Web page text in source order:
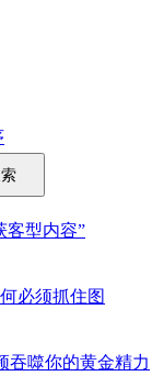
客型内容”
必须抓住图
吞噬你的黄金精力